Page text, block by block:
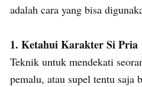
adalah cara yang bisa
1. Ketahui Karakter Si Pria
Teknik untuk mendekati
pemalu, atau supel tentu saja